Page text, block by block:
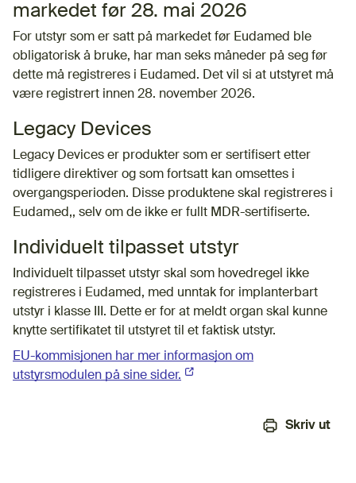
markedet før 28. mai 2026
For utstyr som er satt på markedet før Eudamed ble
obligatorisk å bruke, har man seks måneder på seg før
dette må registreres i Eudamed. Det vil si at utstyret må
være registrert innen 28. november 2026.
Legacy Devices
Legacy Devices er produkter som er sertifisert etter
tidligere direktiver og som fortsatt kan omsettes i
overgangsperioden. Disse produktene skal registreres i
Eudamed,, selv om de ikke er fullt MDR-sertifiserte.
Individuelt tilpasset utstyr
Individuelt tilpasset utstyr skal som hovedregel ikke
registreres i Eudamed, med unntak for implanterbart
utstyr i klasse III. Dette er for at meldt organ skal kunne
knytte sertifikatet til utstyret til et faktisk utstyr.
EU-kommisjonen har mer informasjon om
utstyrsmodulen på sine sider. (Ekstern lenke)
Skriv ut